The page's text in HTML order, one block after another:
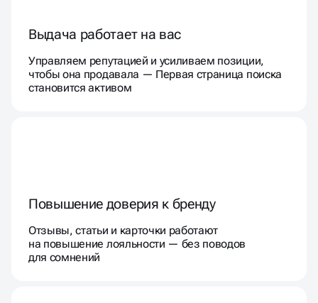
Выдача работает на вас
Управляем репутацией и усиливаем позиции,
чтобы она продавала — Первая страница поиска
становится активом
Повышение доверия к бренду
Отзывы, статьи и карточки работают
на повышение лояльности — без поводов
для сомнений